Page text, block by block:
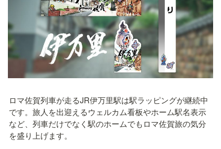
ロマ佐賀列車が走るJR伊万里駅は駅ラッピングが継続中
です。旅人を出迎えるウェルカム看板やホーム駅名表示
など、列車だけでなく駅のホームでもロマ佐賀旅の気分
を盛り上げます。